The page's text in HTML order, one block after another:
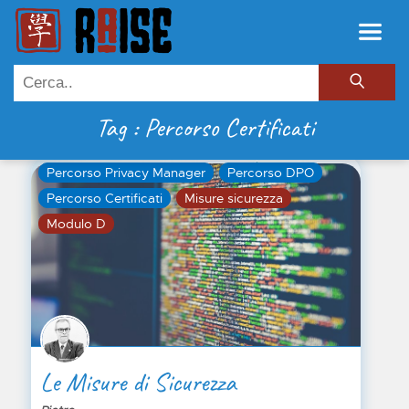
Tag : Percorso Certificati
Percorso Privacy Manager
Percorso DPO
Percorso Certificati
Misure sicurezza
Modulo D
Le Misure di Sicurezza